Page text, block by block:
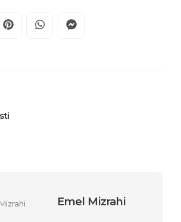
Emel Mizrahi